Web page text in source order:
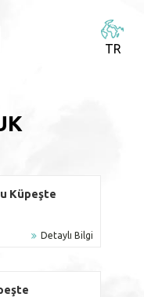
TR
Küpeşte
Detaylı Bilgi